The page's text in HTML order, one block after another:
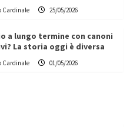
Cardinale 25/05/2026
a lungo termine con canoni
La storia oggi è diversa
Cardinale 01/05/2026